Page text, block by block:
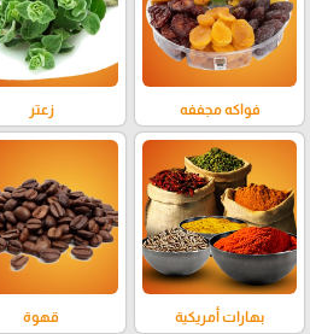
فواكه مجففه زعتر
بهارات أمريكية قهوة